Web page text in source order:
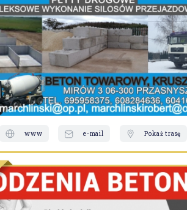
www e-mail Pokaż trasę